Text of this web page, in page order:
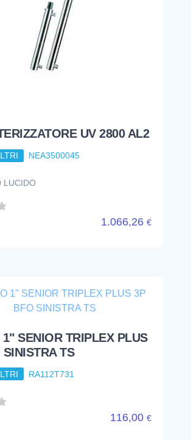
UV 2800 AL2
NEA3500045
LUCIDO
1.066,26 €
1" SENIOR TRIPLEX PLUS
TS
RA112T731
116,00 €